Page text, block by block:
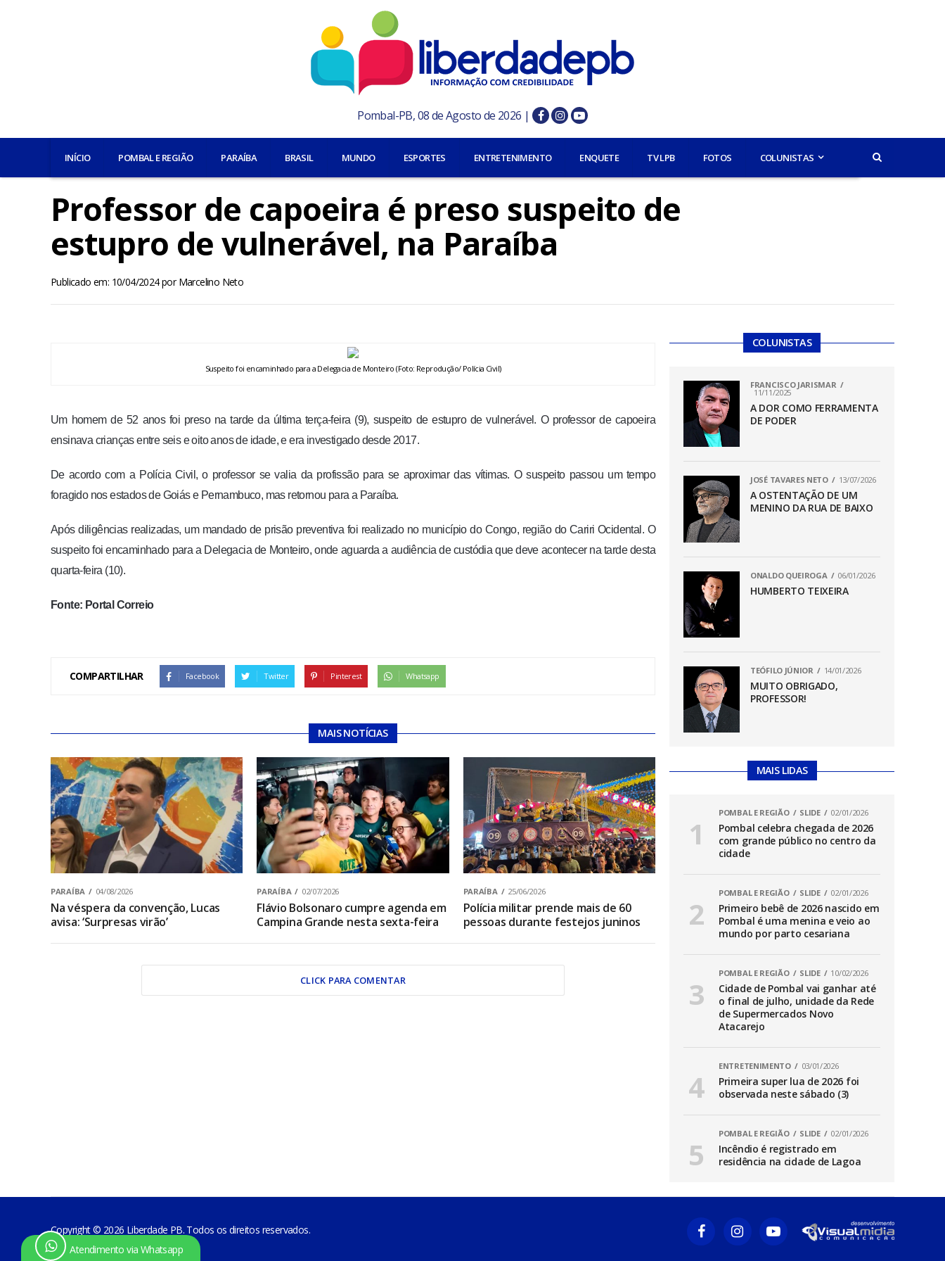
Pombal-PB, 08 de Agosto de 2026 |
INÍCIO POMBAL E REGIÃO PARAÍBA BRASIL MUNDO ESPORTES ENTRETENIMENTO ENQUETE TV LPB FOTOS COLUNISTAS
Professor de capoeira é preso suspeito de
estupro de vulnerável, na Paraíba
Publicado em: 10/04/2024porMarcelino Neto
Suspeito foi encaminhado para a Delegacia de Monteiro (Foto: Reprodução/ Polícia Civil)
Um homem de 52 anos foi preso na tarde da última terça-feira (9), suspeito de estupro de vulnerável. O professor de capoeira
ensinava crianças entre seis e oito anos de idade, e era investigado desde 2017.
De acordo com a Polícia Civil, o professor se valia da profissão para se aproximar das vítimas. O suspeito passou um tempo
foragido nos estados de Goiás e Pernambuco, mas retornou para a Paraíba.
Após diligências realizadas, um mandado de prisão preventiva foi realizado no município do Congo, região do Cariri Ocidental. O
suspeito foi encaminhado para a Delegacia de Monteiro, onde aguarda a audiência de custódia que deve acontecer na tarde desta
quarta-feira (10).
Fonte: Portal Correio
COMPARTILHAR Facebook Twitter Pinterest Whatsapp
MAIS NOTÍCIAS
PARAÍBA 04/08/2026
Na véspera da convenção, Lucas
avisa: ‘Surpresas virão’
PARAÍBA 02/07/2026
Flávio Bolsonaro cumpre agenda em
Campina Grande nesta sexta-feira
PARAÍBA 25/06/2026
Polícia militar prende mais de 60
pessoas durante festejos juninos
CLICK PARA COMENTAR
COLUNISTAS
FRANCISCO JARISMAR
11/11/2025
A DOR COMO FERRAMENTA
DE PODER
JOSÉ TAVARES NETO 13/07/2026
A OSTENTAÇÃO DE UM
MENINO DA RUA DE BAIXO
ONALDO QUEIROGA 06/01/2026
HUMBERTO TEIXEIRA
TEÓFILO JÚNIOR 14/01/2026
MUITO OBRIGADO,
PROFESSOR!
MAIS LIDAS
POMBAL E REGIÃO SLIDE 02/01/2026
Pombal celebra chegada de 2026
com grande público no centro da
cidade
POMBAL E REGIÃO SLIDE 02/01/2026
Primeiro bebê de 2026 nascido em
Pombal é uma menina e veio ao
mundo por parto cesariana
POMBAL E REGIÃO SLIDE 10/02/2026
Cidade de Pombal vai ganhar até
o final de julho, unidade da Rede
de Supermercados Novo
Atacarejo
ENTRETENIMENTO 03/01/2026
Primeira super lua de 2026 foi
observada neste sábado (3)
POMBAL E REGIÃO SLIDE 02/01/2026
Incêndio é registrado em
residência na cidade de Lagoa
Atendimento via Whatsapp
Copyright © 2026 Liberdade PB. Todos os direitos reservados.